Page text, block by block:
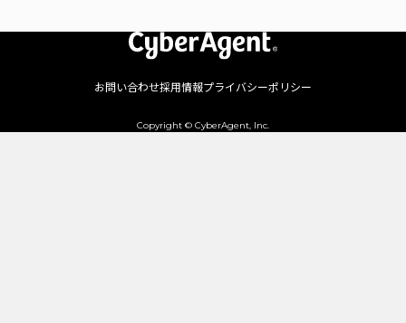
お問い合わせ採用情報プライバシーポリシー
Copyright © CyberAgent, Inc.